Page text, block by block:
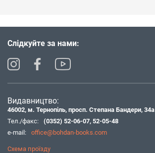
Слідкуйте за нами:
Видавництво:
46002, м. Тернопіль, просп. Степана Бандери, 34а
Тел./факс:
(0352) 52-06-07, 52-05-48
e-mail:
office@bohdan-books.com
Схема проїзду